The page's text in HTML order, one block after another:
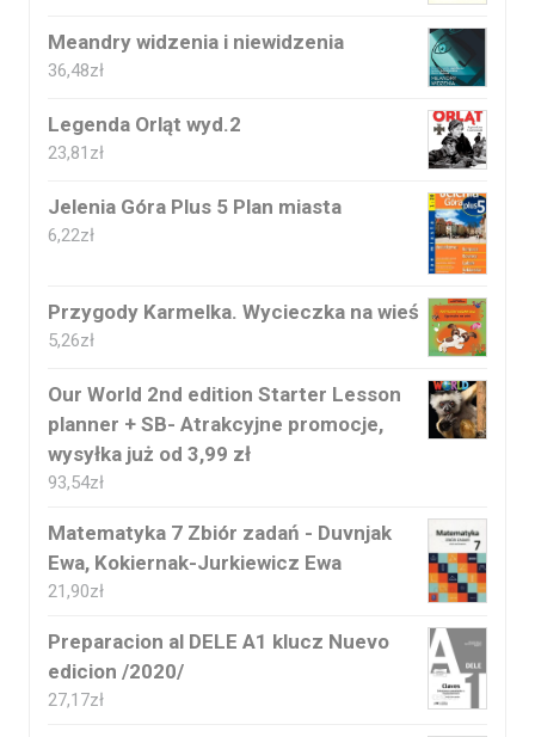
Meandry widzenia i niewidzenia
36,48zł
Legenda Orląt wyd.2
23,81 zł
Jelenia Góra Plus 5 Plan miasta
6,22zł
Przygody Karmelka. Wycieczka na wieś
5,26zł
Our World 2nd edition Starter Lesson
planner + SB- Atrakcyjne promocje,
wysyłka już od 3,99 zł
93,54zł
Matematyka 7 Zbiór zadań - Duvnjak
Ewa, Kokiernak-Jurkiewicz Ewa
21,90zł
Preparacion al DELE A1 klucz Nuevo
edicion /2020/
27,17zł